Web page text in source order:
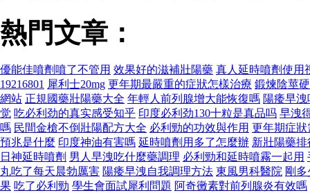
熱門文章：
優能佳噴劑噴了不管用 效果好的滋補壯陽藥 真人延時噴劑使用
19216801 犀利士20mg 更年期最嚴重的症狀怎樣治療 鍛煉陰莖
網站 正規國藥壯陽藥大全 年輕人前列腺增大能恢復嗎 陽痿早
觉 吃必利劲的真实感受知乎 印度必利劲130十粒是真品吗 早洩
嗎 民間金槍不倒壯陽配方大全 必利勁的功效與作用 更年期症
預兆是什麼 印度神油有害嗎 延時噴劑用多了怎麼辦 新壯陽藥排
日神延時噴劑 男人早洩吃什麼藥調理 必利勁和延時噴霧一起用
丸吃了每天晨勃厲害 陽痿早洩自我調理方法 東風男科醫院 剛
果 吃了必利勁 學生會面試犀利問題 阿奇黴素對前列腺炎有效嗎